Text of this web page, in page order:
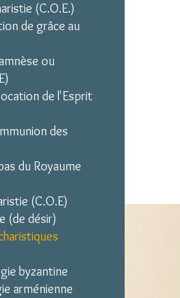
(C.O.E.)
de grâce au
ou
de l'Esprit
des
du Royaume
(C.O.E)
(de désir)
byzantine
arménienne